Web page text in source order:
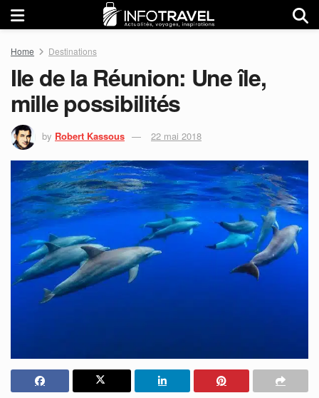
Home Destinations
Ile de la Réunion: Une île,
mille possibilités
by Robert Kassous 22 mai 2018